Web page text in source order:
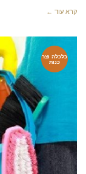
קרא עוד ←
כלכלה וצר
כנות